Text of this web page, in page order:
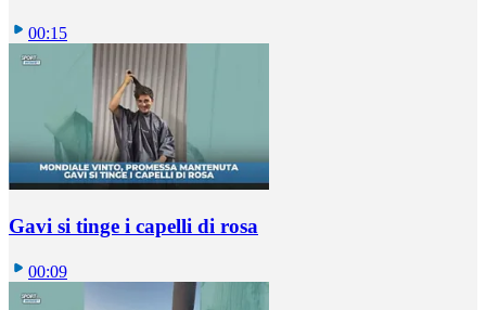
00:15
Gavi si tinge i capelli di rosa
00:09